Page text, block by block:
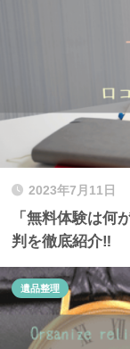
2023年7月11日
「無料体験は何
判を徹底紹介‼
遺品整理